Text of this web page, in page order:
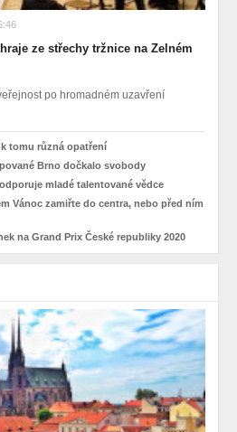
ze střechy tržnice na Zelném
po hromadném uzavření
tomu různá opatření
Brno dočkalo svobody
mladé talentované vědce
Vánoc zamiřte do centra, nebo před ním
na Grand Prix České republiky 2020